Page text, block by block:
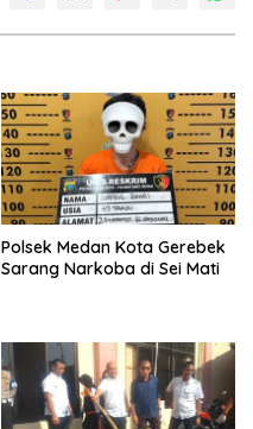
Polsek Medan Kota Gerebek
Sarang Narkoba di Sei Mati